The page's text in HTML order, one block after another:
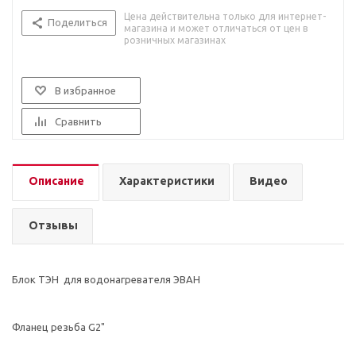
Поделиться
Цена действительна только для интернет-
магазина и может отличаться от цен в
розничных магазинах
В избранное
Сравнить
Описание Характеристики Видео
Отзывы
Блок ТЭН для водонагревателя ЭВАН
Фланец резьба G2"